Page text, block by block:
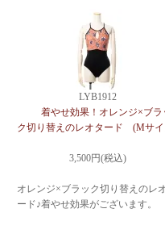
LYB1912
着やせ効果！オレンジ×ブラ
ク切り替えのレオタード (Mサ
3,500円(税込)
オレンジ×ブラック切り替えのレ
ード♪着やせ効果がございます。